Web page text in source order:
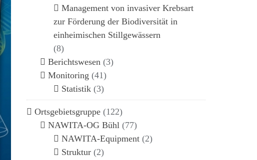
Management von invasiver Krebsart
zur Förderung der Biodiversität in
einheimischen Stillgewässern
(8)
Berichtswesen (3)
Monitoring (41)
Statistik (3)
Ortsgebietsgruppe (122)
NAWITA-OG Bühl (77)
NAWITA-Equipment (2)
Struktur (2)